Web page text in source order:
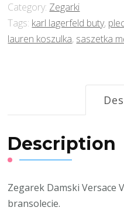
Category: Zegarki
Tags: karl lagerfeld buty,
lauren koszulka, saszetka
Description
Zegarek Damski Versace
bransolecie.